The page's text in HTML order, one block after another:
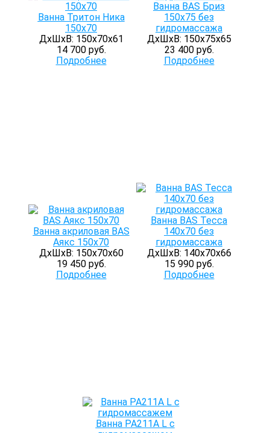
Ванна Тритон Ника
150х70
ДхШхВ: 150х70х61
14 700 руб.
Подробнее
Ванна BАS Бриз
150х75 без
гидромассажа
ДхШхВ: 150х75х65
23 400 руб.
Подробнее
Ванна акриловая BAS
Аякс 150х70
ДхШхВ: 150х70х60
19 450 руб.
Подробнее
Ванна BAS Тесса
140х70 без
гидромассажа
ДхШхВ: 140х70х66
15 990 руб.
Подробнее
Ванна PA211A L с